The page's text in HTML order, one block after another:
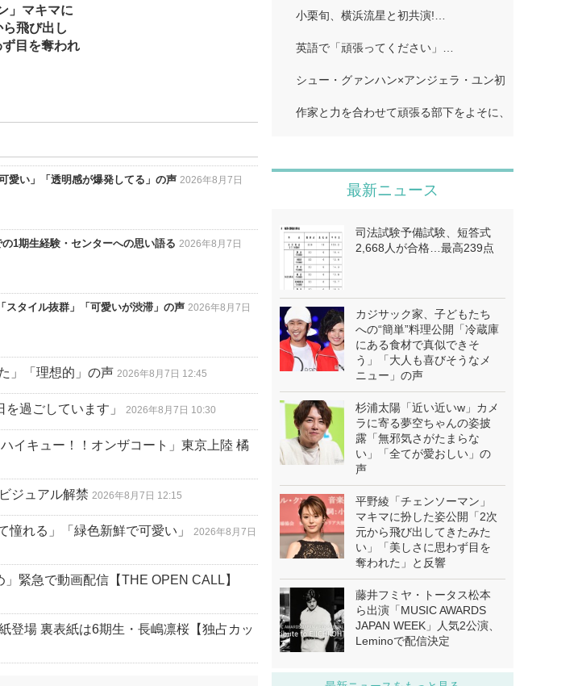
」マキマに
飛び出し
目を奪われ
愛い」「透明感が爆発してる」の声 2026年8月7日
1期生経験・センターへの思い語る 2026年8月7日
スタイル抜群」「可愛いが渋滞」の声 2026年8月7日
」「理想的」の声 2026年8月7日 12:45
過ごしています」 2026年8月7日 10:30
イキュー！！オンザコート」東京上陸 橘
ジュアル解禁 2026年8月7日 12:15
れる」「緑色新鮮で可愛い」
2026年8月7日
緊急で動画配信【THE OPEN CALL】
登場 裏表紙は6期生・長嶋凛桜【独占カッ
小栗旬、横浜流星と初共演!…
英語で「頑張ってください」…
シュー・グァンハン×アンジェラ・ユン初共演…
作家と力を合わせて頑張る部下をよそに、上司は陰で
最新ニュース
司法試験予備試験、短答式
2,668人が合格…最高239点
カジサック家、子どもたち
への“簡単”料理公開「冷蔵庫
にある食材で真似できそ
う」「大人も喜びそうなメ
ニュー」の声
杉浦太陽「近い近いw」カメ
ラに寄る夢空ちゃんの姿披
露「無邪気さがたまらな
い」「全てが愛おしい」の
声
平野綾「チェンソーマン」
マキマに扮した姿公開「2次
元から飛び出してきたみた
い」「美しさに思わず目を
奪われた」と反響
藤井フミヤ・トータス松本
ら出演「MUSIC AWARDS
JAPAN WEEK」人気2公演、
Leminoで配信決定